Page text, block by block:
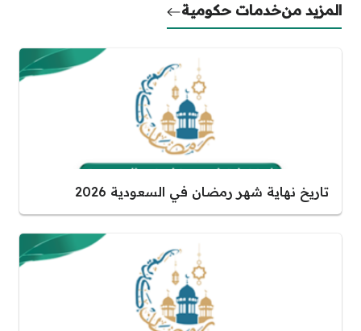
المزيد منخدمات حكومية
تاريخ نهاية شهر رمضان في السعودية 2026